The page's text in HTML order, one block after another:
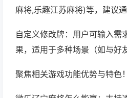
麻将,乐趣江苏麻将)等，建议
自定义修改牌：用户可输入需
果，适用于多种场景（如与好
聚焦相关游戏功能优势与特色！